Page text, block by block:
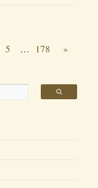
5 … 178 »